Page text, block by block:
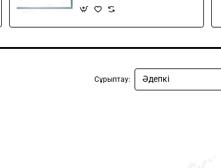
Сұрыптау: